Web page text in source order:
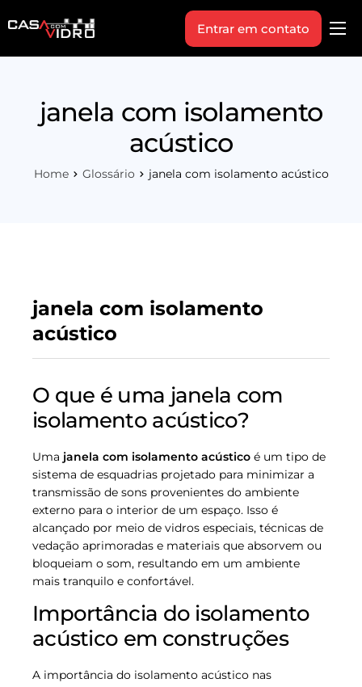
Produtos
Indique+
Entrar em contato
janela com isolamento
acústico
Home Glossário janela com isolamento acústico
janela com isolamento
acústico
O que é uma janela com
isolamento acústico?
Uma janela com isolamento acústico é um tipo de
sistema de esquadrias projetado para minimizar a
transmissão de sons provenientes do ambiente
externo para o interior de um espaço. Isso é
alcançado por meio de vidros especiais, técnicas de
vedação aprimoradas e materiais que absorvem ou
bloqueiam o som, resultando em um ambiente
mais tranquilo e confortável.
Importância do isolamento
acústico em construções
A importância do isolamento acústico nas